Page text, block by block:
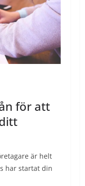
för att
är helt
har startat din